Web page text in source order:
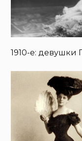
1910-е: девушки